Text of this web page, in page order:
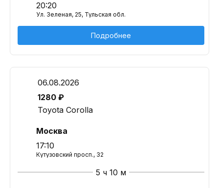
20:20
Ул. Зеленая, 25, Тульская обл.
Подробнее
06.08.2026
1280 ₽
Toyota Corolla
Москва
17:10
Кутузовский просп., 32
5 ч 10 м